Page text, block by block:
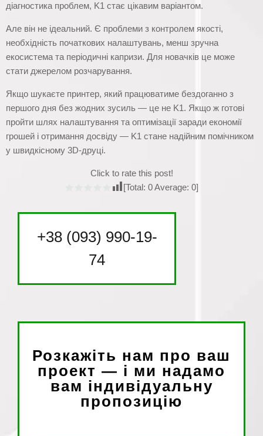
діагностика проблем, K1 стає цікавим варіантом.
Але він не ідеальний. Є проблеми з контролем якості,
необхідність початкових налаштувань, менш зручна
екосистема та періодичні капризи. Для новачків це може
стати джерелом розчарування.
Якщо шукаєте принтер, який працюватиме бездоганно з
першого дня без жодних зусиль — це не K1. Якщо ж готові
пройти шлях налаштування та оптимізації заради економії
грошей і отримання досвіду — K1 стане надійним помічником
у швидкісному 3D-друці.
Click to rate this post!
[Total: 0Average: 0]
+38 (093) 990-19-
74
Розкажіть нам про ваш
проект — і ми надамо
вам індивідуальну
пропозицію